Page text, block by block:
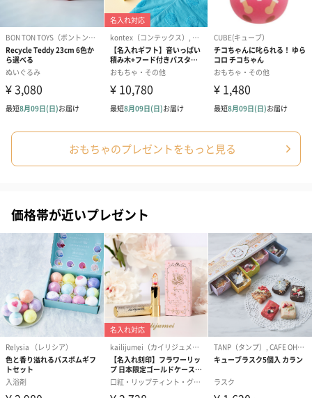
おもちゃのプレゼントをもっと見る
価格帯が近いプレゼント